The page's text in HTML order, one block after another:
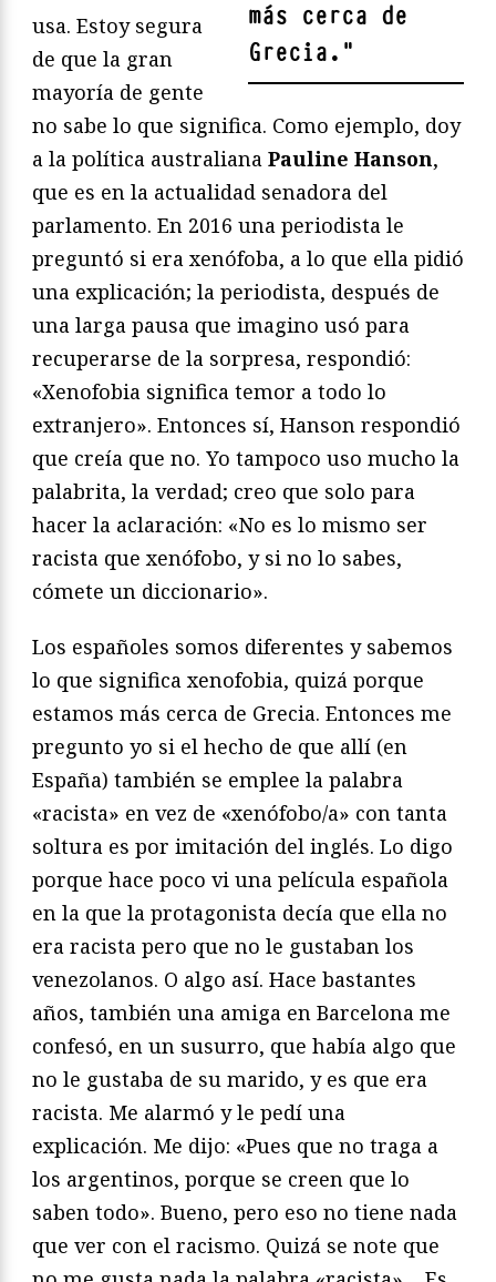
más cerca de
Grecia. "
usa. Estoy segura
de que la gran
mayoría de gente
no sabe lo que significa. Como ejemplo, doy
a la política australiana Pauline Hanson,
que es en la actualidad senadora del
parlamento. En 2016 una periodista le
preguntó si era xenófoba, a lo que ella pidió
una explicación; la periodista, después de
una larga pausa que imagino usó para
recuperarse de la sorpresa, respondió:
«Xenofobia significa temor a todo lo
extranjero». Entonces sí, Hanson respondió
que creía que no. Yo tampoco uso mucho la
palabrita, la verdad; creo que solo para
hacer la aclaración: «No es lo mismo ser
racista que xenófobo, y si no lo sabes,
cómete un diccionario».
Los españoles somos diferentes y sabemos
lo que significa xenofobia, quizá porque
estamos más cerca de Grecia. Entonces me
pregunto yo si el hecho de que allí (en
España) también se emplee la palabra
«racista» en vez de «xenófobo/a» con tanta
soltura es por imitación del inglés. Lo digo
porque hace poco vi una película española
en la que la protagonista decía que ella no
era racista pero que no le gustaban los
venezolanos. O algo así. Hace bastantes
años, también una amiga en Barcelona me
confesó, en un susurro, que había algo que
no le gustaba de su marido, y es que era
racista. Me alarmó y le pedí una
explicación. Me dijo: «Pues que no traga a
los argentinos, porque se creen que lo
saben todo». Bueno, pero eso no tiene nada
que ver con el racismo. Quizá se note que